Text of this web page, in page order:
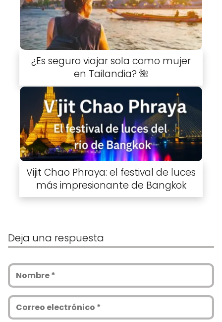
¿Es seguro viajar sola como mujer
en Tailandia? 🌺
Vijit Chao Phraya: el festival de luces
más impresionante de Bangkok
Deja una respuesta